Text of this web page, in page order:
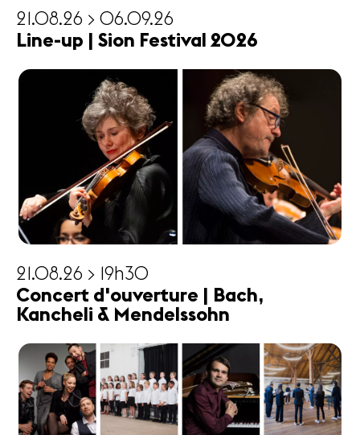
21.08.26 > 06.09.26
Line-up | Sion Festival 2026
21.08.26 > 19h30
Concert d'ouverture | Bach,
Kancheli & Mendelssohn